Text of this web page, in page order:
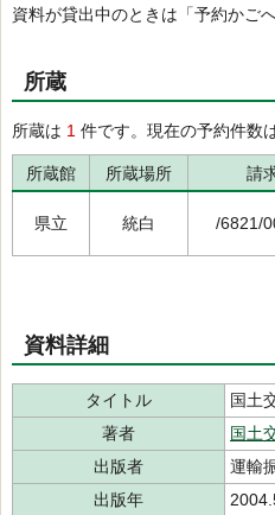
資料が貸出中のときは「予約かご
所蔵
所蔵は 1 件です。現在の予約件数
所蔵館 所蔵場所 請
県立 統白 /6821/
資料詳細
タイトル
国土
著者
国土
出版者
運輸
出版年